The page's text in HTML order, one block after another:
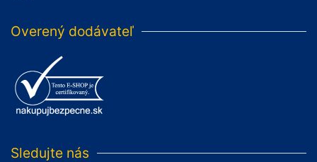
Overený dodávateľ
Sledujte nás